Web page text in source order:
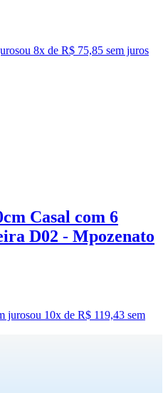
ou 8x de R$ 75,85 sem juros
Casal com 6
D02 - Mpozenato
jurosou 10x de R$ 119,43 sem